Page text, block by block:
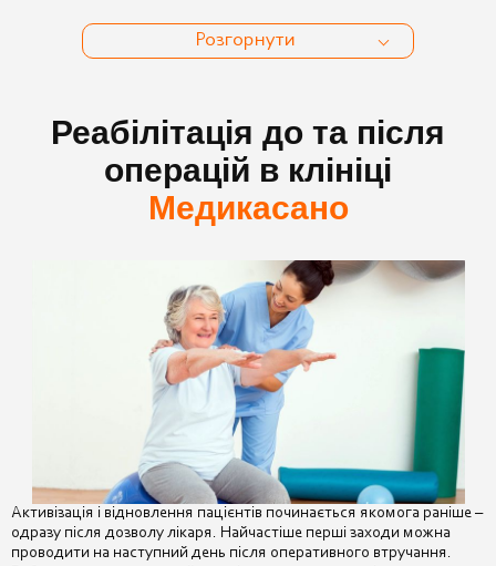
Розгорнути
Реабілітація до та після
операцій в клініці
Медикасано
Активізація і відновлення пацієнтів починається якомога раніше –
одразу після дозволу лікаря. Найчастіше перші заходи можна
проводити на наступний день після оперативного втручання.